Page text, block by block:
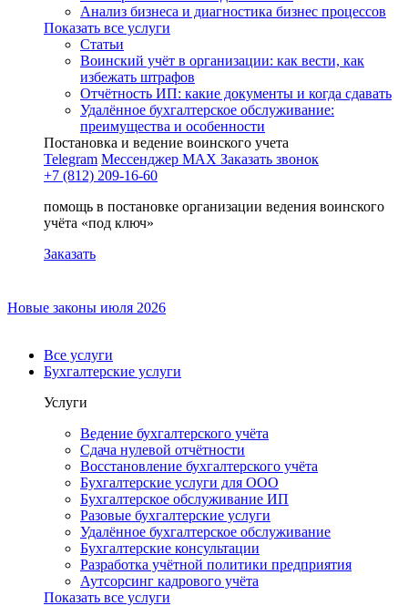
Анализ бизнеса и диагностика бизнес процессов
Показать все услуги
Статьи
Воинский учёт в организации: как вести, как
избежать штрафов
Отчётность ИП: какие документы и когда сдавать
Удалённое бухгалтерское обслуживание:
преимущества и особенности
Постановка и ведение воинского учета
Telegram Мессенджер MAX Заказать звонок
+7 (812) 209-16-60
помощь в постановке организации ведения воинского
учёта «под ключ»
Заказать
Новые законы июля 2026
Все услуги
Бухгалтерские услуги
Услуги
Ведение бухгалтерского учёта
Сдача нулевой отчётности
Восстановление бухгалтерского учёта
Бухгалтерские услуги для ООО
Бухгалтерское обслуживание ИП
Разовые бухгалтерские услуги
Удалённое бухгалтерское обслуживание
Бухгалтерские консультации
Разработка учётной политики предприятия
Аутсорсинг кадрового учёта
Показать все услуги